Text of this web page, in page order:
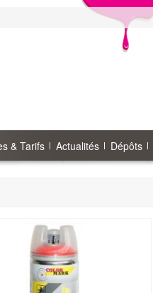
& Tarifs Actualités Dépôts